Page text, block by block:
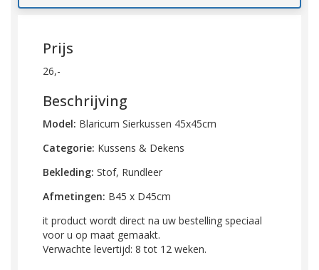
Prijs
26,-
Beschrijving
Model: Blaricum Sierkussen 45x45cm
Categorie: Kussens & Dekens
Bekleding: Stof, Rundleer
Afmetingen: B45 x D45cm
it product wordt direct na uw bestelling speciaal
voor u op maat gemaakt.
Verwachte levertijd: 8 tot 12 weken.